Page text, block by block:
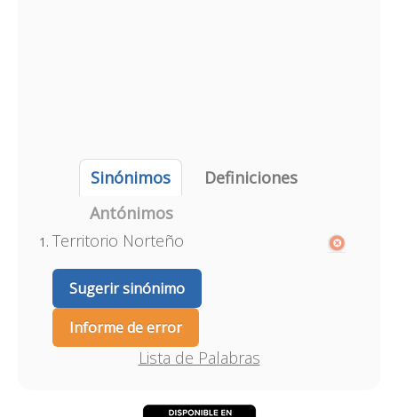
Sinónimos
Definiciones
Antónimos
Territorio Norteño
Sugerir sinónimo
Informe de error
Lista de Palabras